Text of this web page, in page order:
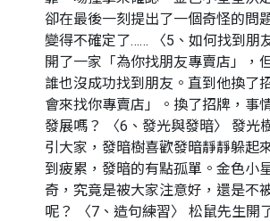
卻在最後一刻提出了一個奇怪的問
變得不確定了…… 〈5、如何找到朋
開了一家「為你找朋友專賣店」，
誰也沒成功找到朋友。直到他換了
會來找你專賣店」。換了招牌，事
發展嗎？ 〈6、發光與發暗〉 發光
引大家，發暗樹喜歡發暗靜靜躲起
到疲累，發暗的有點孤單。金色小
奇，究竟是被大家注意好，還是不
呢？ 〈7、造句練習〉 松鼠先生開